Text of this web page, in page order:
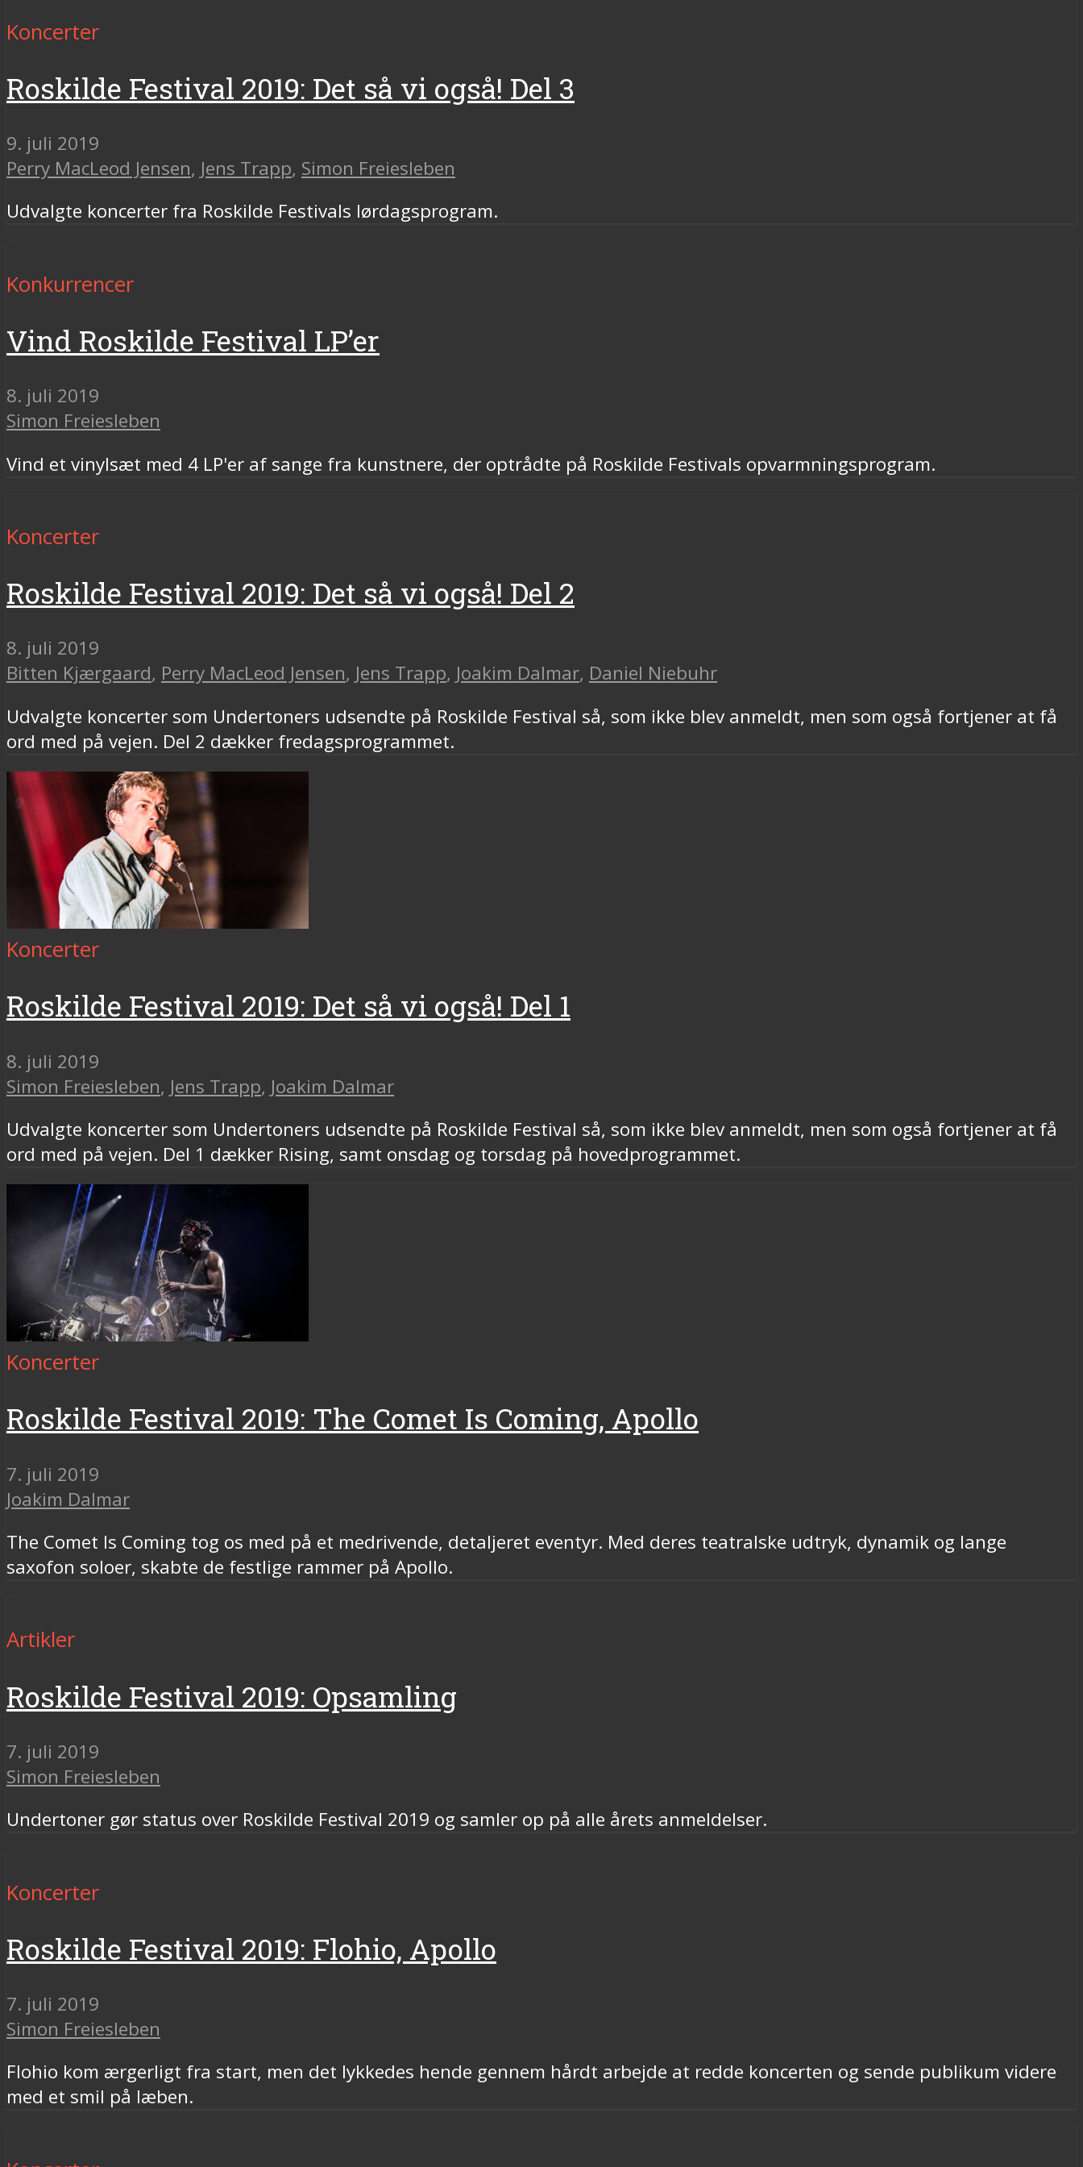
Koncerter
Roskilde Festival 2019: Det så vi også! Del 3
9. juli 2019
Perry MacLeod Jensen, Jens Trapp, Simon Freiesleben
Udvalgte koncerter fra Roskilde Festivals lørdagsprogram.
Konkurrencer
Vind Roskilde Festival LP’er
8. juli 2019
Simon Freiesleben
Vind et vinylsæt med 4 LP'er af sange fra kunstnere, der optrådte på Roskilde Festivals opvarmningsprogram.
Koncerter
Roskilde Festival 2019: Det så vi også! Del 2
8. juli 2019
Bitten Kjærgaard, Perry MacLeod Jensen, Jens Trapp, Joakim Dalmar, Daniel Niebuhr
Udvalgte koncerter som Undertoners udsendte på Roskilde Festival så, som ikke blev anmeldt, men som også fortjener at få
ord med på vejen. Del 2 dækker fredagsprogrammet.
Koncerter
Roskilde Festival 2019: Det så vi også! Del 1
8. juli 2019
Simon Freiesleben, Jens Trapp, Joakim Dalmar
Udvalgte koncerter som Undertoners udsendte på Roskilde Festival så, som ikke blev anmeldt, men som også fortjener at få
ord med på vejen. Del 1 dækker Rising, samt onsdag og torsdag på hovedprogrammet.
Koncerter
Roskilde Festival 2019: The Comet Is Coming, Apollo
7. juli 2019
Joakim Dalmar
The Comet Is Coming tog os med på et medrivende, detaljeret eventyr. Med deres teatralske udtryk, dynamik og lange
saxofon soloer, skabte de festlige rammer på Apollo.
Artikler
Roskilde Festival 2019: Opsamling
7. juli 2019
Simon Freiesleben
Undertoner gør status over Roskilde Festival 2019 og samler op på alle årets anmeldelser.
Koncerter
Roskilde Festival 2019: Flohio, Apollo
7. juli 2019
Simon Freiesleben
Flohio kom ærgerligt fra start, men det lykkedes hende gennem hårdt arbejde at redde koncerten og sende publikum videre
med et smil på læben.